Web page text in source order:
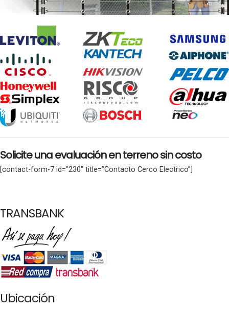
Solicite una evaluación en terreno sin costo
[contact-form-7 id=”230″ title=”Contacto Cerco Electrico”]
TRANSBANK
Ubicación